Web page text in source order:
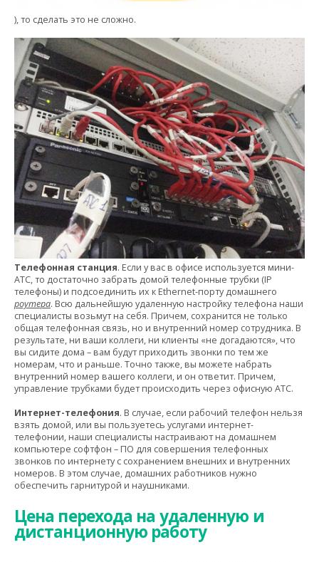
), то сделать это не сложно.
Телефонная станция. Если у вас в офисе используется мини-
АТС, то достаточно забрать домой телефонные трубки (IP
телефоны) и подсоединить их к Ethernet-порту домашнего
роутера. Всю дальнейшую удаленную настройку телефона наши
специалисты возьмут на себя. Причем, сохранится не только
общая телефонная связь, но и внутренний номер сотрудника. В
результате, ни ваши коллеги, ни клиенты «не догадаются», что
вы сидите дома – вам будут приходить звонки по тем же
номерам, что и раньше. Точно также, вы можете набрать
внутренний номер вашего коллеги, и он ответит. Причем,
управление трубками будет происходить через офисную АТС.
Интернет-телефония. В случае, если рабочий телефон нельзя
взять домой, или вы пользуетесь услугами интернет-
телефонии, наши специалисты настраивают на домашнем
компьютере софтфон – ПО для совершения телефонных
звонков по интернету с сохранением внешних и внутренних
номеров. В этом случае, домашних работников нужно
обеспечить гарнитурой и наушниками.
Цена перехода на удаленную и
дистанционную работу